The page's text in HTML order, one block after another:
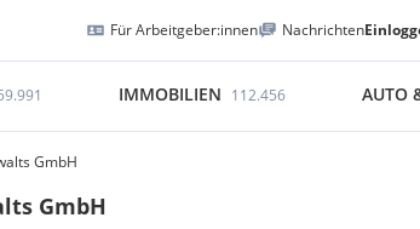
Für Arbeitgeber:innen Nachrichten
IMMOBILIEN 112.456 AUTO
GmbH
GmbH